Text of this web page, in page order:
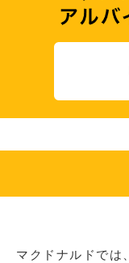
マクドナルドでは